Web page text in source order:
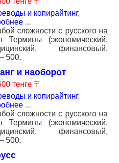
и копирайтинг,
...
сложности с русского на
Термины (экономический,
финансовый,
500.
и наоборот
тенге 〒
и копирайтинг,
...
сложности с русского на
Термины (экономический,
финансовый,
500.